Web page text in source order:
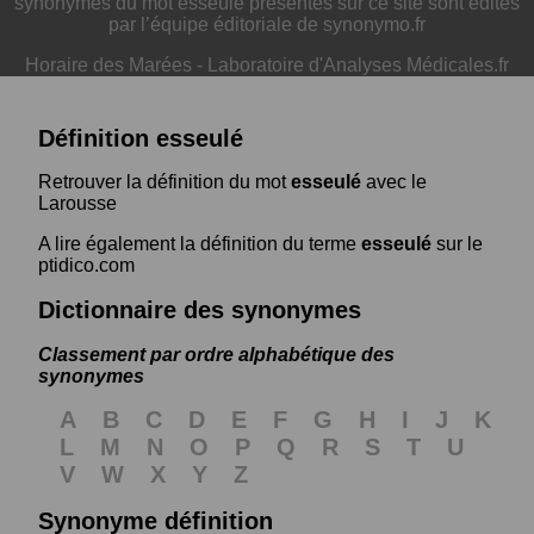
par l’équipe éditoriale de synonymo.fr
Horaire des Marées - Laboratoire d'Analyses Médicales.fr
Définition esseulé
Retrouver la définition du motesseulé avec le
Larousse
A lire également la définition du terme esseulé sur le
ptidico.com
Dictionnaire des synonymes
Classement par ordre alphabétique des
synonymes
A B C D E F G H I J
K
L
M N O P Q R S T
U
V
W X Y
Z
Synonyme définition